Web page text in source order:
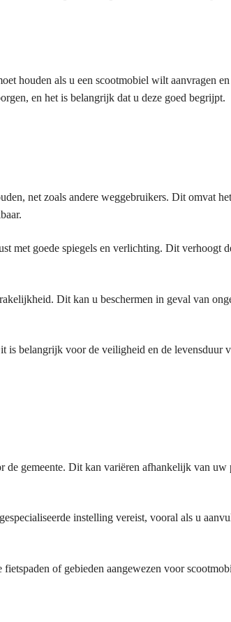
houden als u een scootmobiel wilt aanvragen
en het is belangrijk dat u deze goed begrijpt.
net zoals andere weggebruikers. Dit omvat
met goede spiegels en verlichting. Dit verhoogt
Dit kan u beschermen in geval van
belangrijk voor de veiligheid en de levensduur
de gemeente. Dit kan variëren afhankelijk van uw
instelling vereist, vooral als u
of gebieden aangewezen voor